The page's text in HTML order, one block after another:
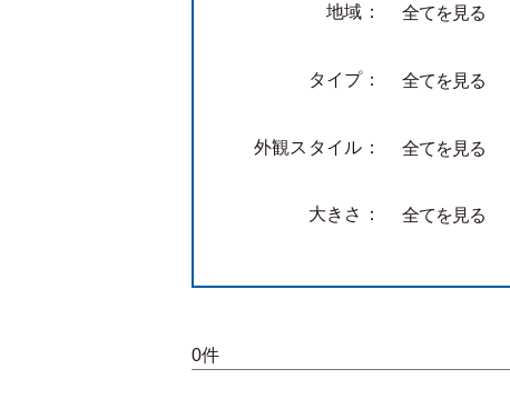
地域： 全てを見る
タイプ： 全てを見る
外観スタイル： 全てを見る
大きさ： 全てを見る
0件